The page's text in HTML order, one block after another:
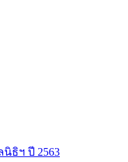
ธิฯ ปี 2563